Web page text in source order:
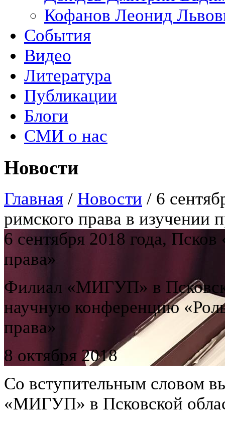
Кофанов Леонид
События
Видео
Литература
Публикации
Блоги
СМИ о нас
Новости
Главная / Новости / 6
римского права в изучении
6 сентября 2018 года,
права»
Филиал «МИГУП» в
научную конференцию
права»
8 октября 2018
Со вступительным словом
«МИГУП» в Псковской